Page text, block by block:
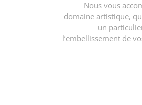
Nous vous
domaine artistique,
un
l’embellissement de